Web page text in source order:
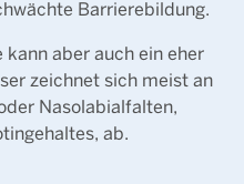
Barrierebildung.
aber auch ein eher
zeichnet sich meist an
Nasolabialfalten,
ab.